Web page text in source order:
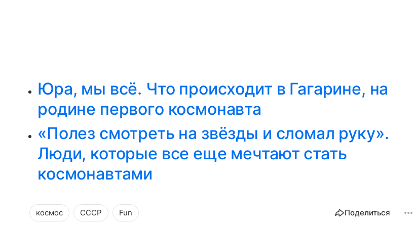
Юра, мы всё. Что происходит в Гагарине, на
родине первого космонавта
«Полез смотреть на звёзды и сломал руку».
Люди, которые все еще мечтают стать
космонавтами
космос СССР Fun Поделиться